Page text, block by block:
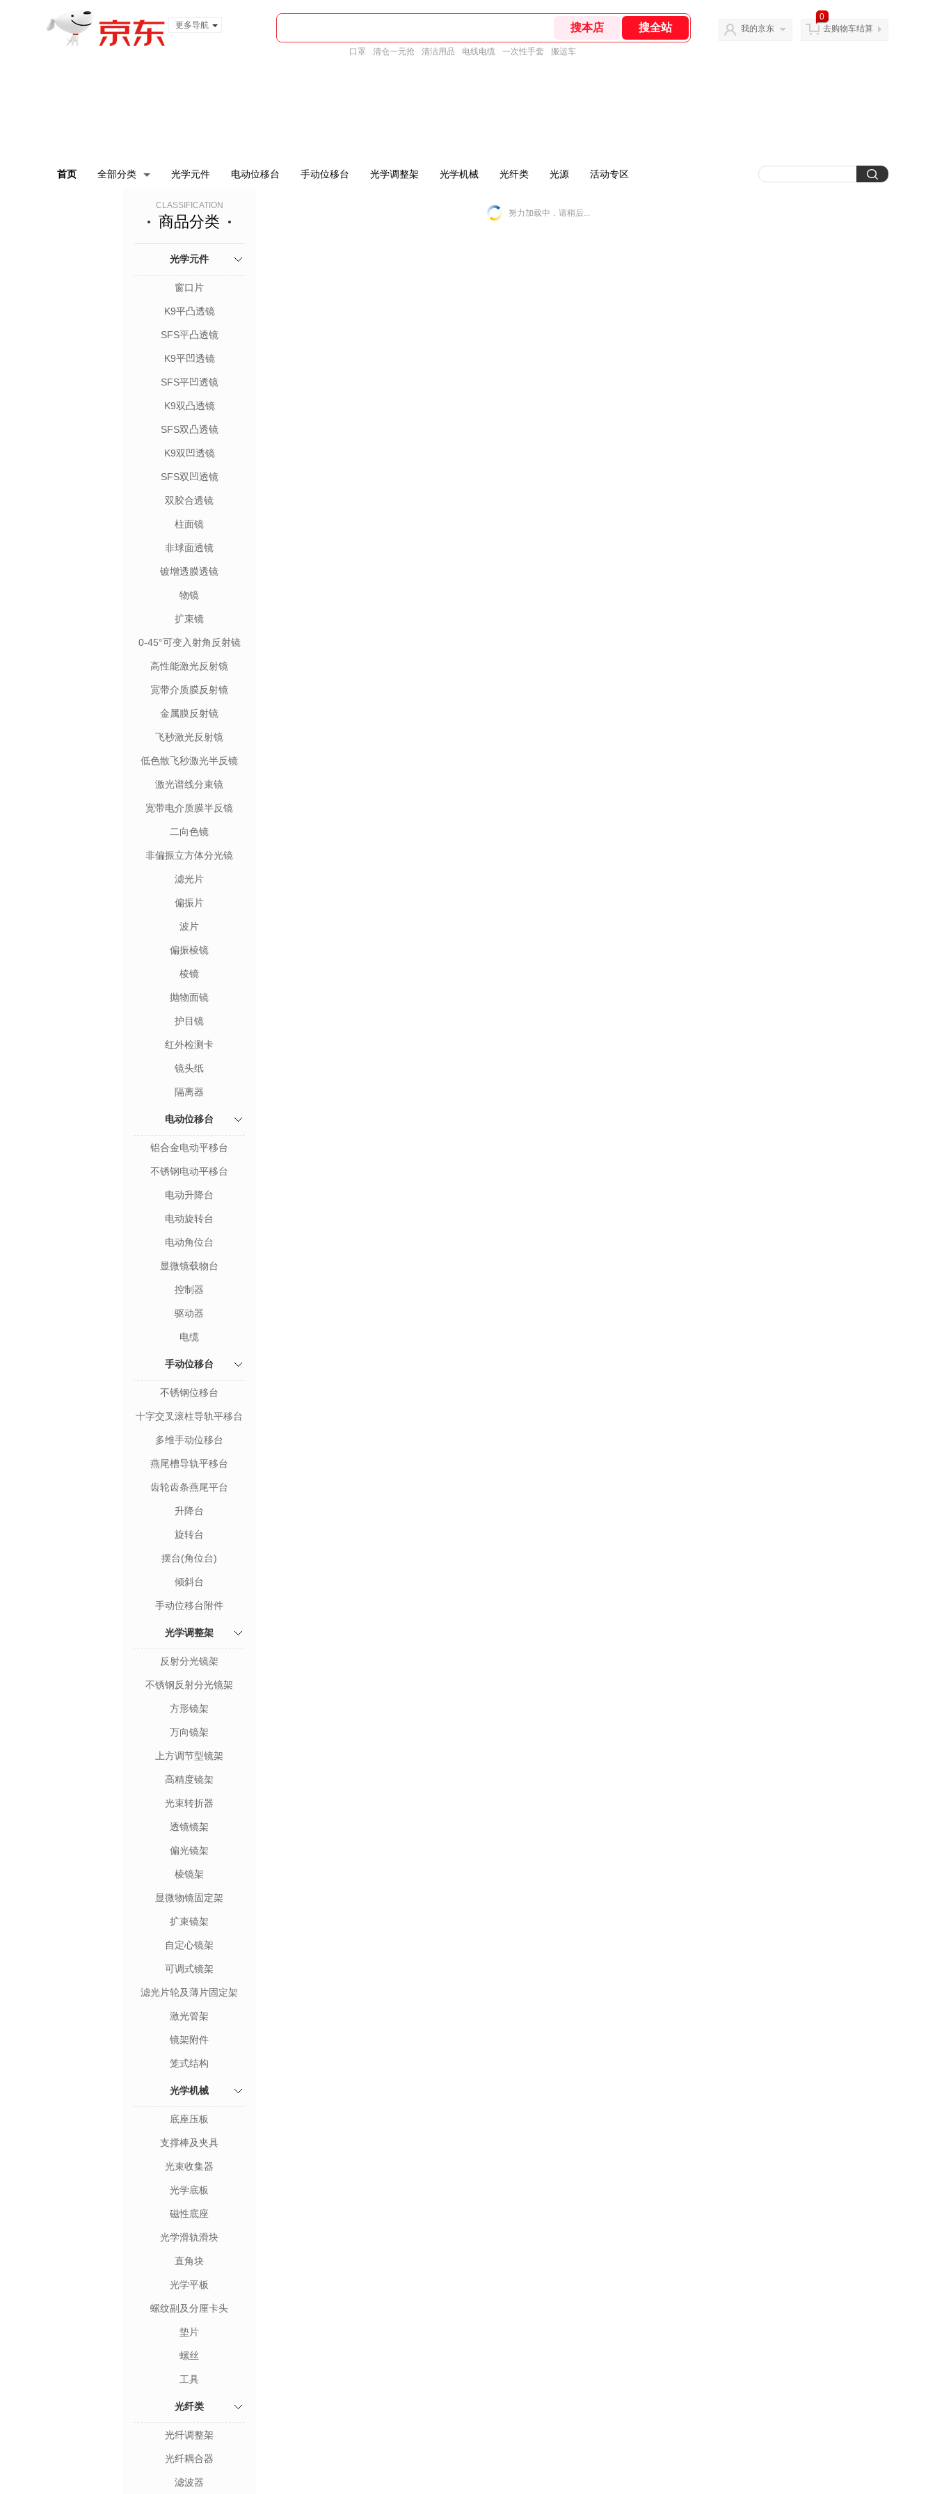
更多导航
口罩 清仓一元抢 清洁用品 电线电缆 一次性手套 搬运车
我的京东
0
去购物车结算
首页 全部分类 光学元件 电动位移台 手动位移台 光学调整架 光学机械 光纤类 光源 活动专区
CLASSIFICATION
商品分类
光学元件
窗口片
K9平凸透镜
SFS平凸透镜
K9平凹透镜
SFS平凹透镜
K9双凸透镜
SFS双凸透镜
K9双凹透镜
SFS双凹透镜
双胶合透镜
柱面镜
非球面透镜
镀增透膜透镜
物镜
扩束镜
0-45°可变入射角反射镜
高性能激光反射镜
宽带介质膜反射镜
金属膜反射镜
飞秒激光反射镜
低色散飞秒激光半反镜
激光谱线分束镜
宽带电介质膜半反镜
二向色镜
非偏振立方体分光镜
滤光片
偏振片
波片
偏振棱镜
棱镜
抛物面镜
护目镜
红外检测卡
镜头纸
隔离器
电动位移台
铝合金电动平移台
不锈钢电动平移台
电动升降台
电动旋转台
电动角位台
显微镜载物台
控制器
驱动器
电缆
手动位移台
不锈钢位移台
十字交叉滚柱导轨平移台
多维手动位移台
燕尾槽导轨平移台
齿轮齿条燕尾平台
升降台
旋转台
摆台(角位台)
倾斜台
手动位移台附件
光学调整架
反射分光镜架
不锈钢反射分光镜架
方形镜架
万向镜架
上方调节型镜架
高精度镜架
光束转折器
透镜镜架
偏光镜架
棱镜架
显微物镜固定架
扩束镜架
自定心镜架
可调式镜架
滤光片轮及薄片固定架
激光管架
镜架附件
笼式结构
光学机械
底座压板
支撑棒及夹具
光束收集器
光学底板
磁性底座
光学滑轨滑块
直角块
光学平板
螺纹副及分厘卡头
垫片
螺丝
工具
光纤类
光纤调整架
光纤耦合器
滤波器
努力加载中，请稍后...